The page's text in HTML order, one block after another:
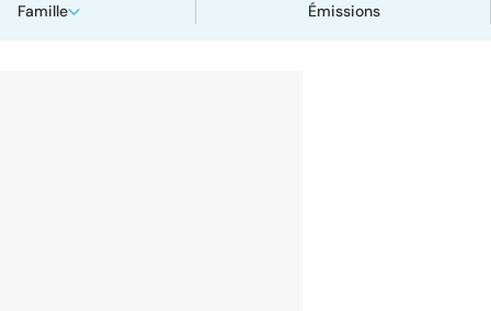
Famille Émissions